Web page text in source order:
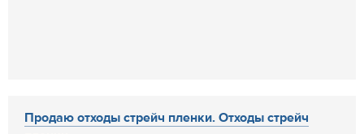
Продаю отходы стрейч пленки. Отходы стрейч